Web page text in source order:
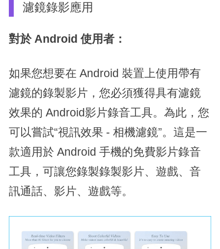
濾鏡錄影應用
對於 Android 使用者：
如果您想要在 Android 裝置上使用帶有
濾鏡的錄製影片，您必須獲得具有濾鏡
效果的 Android影片錄音工具。為此，您
可以嘗試“視訊效果 - 相機濾鏡”。這是一
款適用於 Android 手機的免費影片錄音
工具，可讓您錄製錄製影片、遊戲、音
訊通話、影片、遊戲等。